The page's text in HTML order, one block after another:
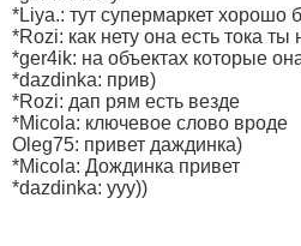
*Liya.: тут супермаркет хорошо
*Rozi: как нету она есть тока
*ger4ik: на объектах которые
*dazdinka: прив)
*Rozi: дап рям есть везде
*Micola: ключевое слово вроде
Oleg75: привет даждинка)
*Micola: Дождинка привет
*dazdinka: ууу))